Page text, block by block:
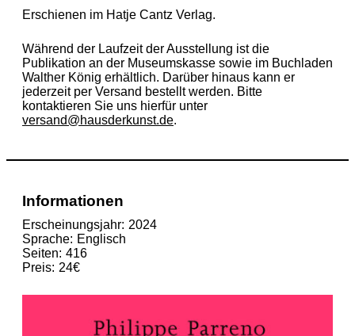
Erschienen im Hatje Cantz Verlag.
Während der Laufzeit der Ausstellung ist die
Publikation an der Museumskasse sowie im Buchladen
Walther König erhältlich. Darüber hinaus kann er
jederzeit per Versand bestellt werden. Bitte
kontaktieren Sie uns hierfür unter
versand@hausderkunst.de.
Informationen
Erscheinungsjahr 2024
Sprache
Englisch
Seiten 416
Preis 24€